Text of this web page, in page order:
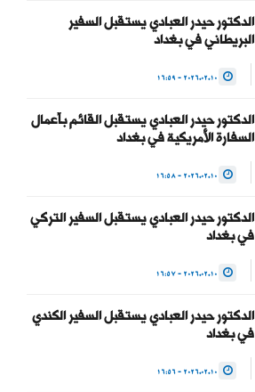
الدكتور حيدر العبادي يستقبل السفير
البريطاني في بغداد
الدكتور حيدر العبادي يستقبل القائم بأعمال
السفارة الأمريكية في بغداد
الدكتور حيدر العبادي يستقبل السفير التركي
في بغداد
الدكتور حيدر العبادي يستقبل السفير الكندي
في بغداد